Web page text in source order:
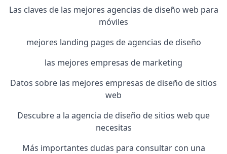
Las claves de las mejores agencias de diseño web para
móviles
mejores landing pages de agencias de diseño
las mejores empresas de marketing
Datos sobre las mejores empresas de diseño de sitios
web
Descubre a la agencia de diseño de sitios web que
necesitas
Más importantes dudas para consultar con una